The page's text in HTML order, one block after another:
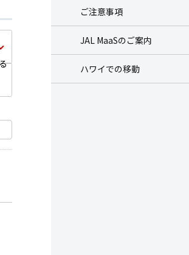
ご注意事項
JAL MaaSのご案内
ハワイでの移動